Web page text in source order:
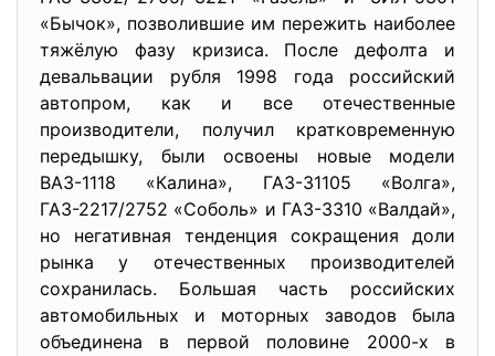
«Бычок», позволившие им пережить наиболее
тяжёлую фазу кризиса. После дефолта и
девальвации рубля 1998 года российский
автопром, как и все отечественные
производители, получил кратковременную
передышку, были освоены новые модели
ВАЗ-1118 «Калина», ГАЗ-31105 «Волга»,
ГАЗ-2217/2752 «Соболь» и ГАЗ-3310 «Валдай»,
но негативная тенденция сокращения доли
рынка у отечественных производителей
сохранилась. Большая часть российских
автомобильных и моторных заводов была
объединена в первой половине 2000-х в